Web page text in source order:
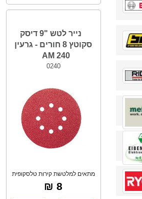
נייר לטש "9 דיסק
סקוטץ 8 חורים - גרעין
240 AM
0240
מתאים למלטשת קירות טלסקופית
עגולה בקוטר
8 ₪